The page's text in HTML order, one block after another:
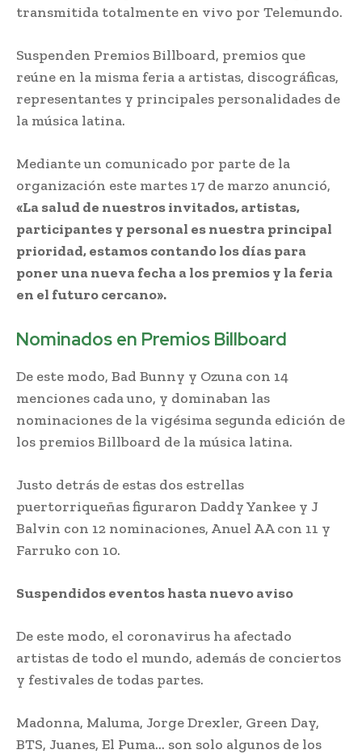
transmitida totalmente en vivo por Telemundo.
Suspenden Premios Billboard, premios que
reúne en la misma feria a artistas, discográficas,
representantes y principales personalidades de
la música latina.
Mediante un comunicado por parte de la
organización este martes 17 de marzo anunció,
«La salud de nuestros invitados, artistas,
participantes y personal es nuestra principal
prioridad, estamos contando los días para
poner una nueva fecha a los premios y la feria
en el futuro cercano».
Nominados en Premios Billboard
De este modo, Bad Bunny y Ozuna con 14
menciones cada uno, y dominaban las
nominaciones de la vigésima segunda edición de
los premios Billboard de la música latina.
Justo detrás de estas dos estrellas
puertorriqueñas figuraron Daddy Yankee y J
Balvin con 12 nominaciones, Anuel AA con 11 y
Farruko con 10.
Suspendidos eventos hasta nuevo aviso
De este modo, el coronavirus ha afectado
artistas de todo el mundo, además de conciertos
y festivales de todas partes.
Madonna, Maluma, Jorge Drexler, Green Day,
BTS, Juanes, El Puma… son solo algunos de los